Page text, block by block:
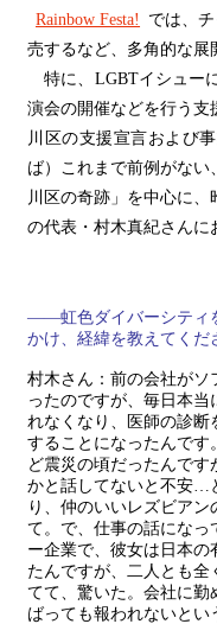
Rainbow Festa!
では、
売するなど、多角的な展
特に、LGBTイシュー
演会の開催などを行う支
川区の支援宣言および
ば）これまで前例がな
川区の奇跡」を中心に
の代表・村木真紀さんに
——虹色ダイバーシティ
かけ、経緯を教えてくだ
村木さん：前の会社がソ
ったのですが、毎日本
れなくなり、医師の診断
することになったんです
ど震災の頃だったんです
かと話してないと不安…
り、仲のいいレズビアン
て。で、仕事の話になっ
ー企業で、彼女は日本の
たんですが、二人とも全
てて、驚いた。会社に勤
ばっても報われないとい